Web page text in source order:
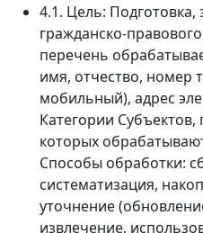
4.1. Цель:
гражданско-
перечень
имя, отчество, номер
мобильный), адрес
Категории
которых
Способы обработки:
систематизация,
уточнение
извлечение,